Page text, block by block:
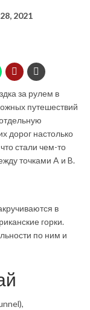
2021
за рулем в
путешествий
дорог настолько
стали чем-то
точками A и B.
в
горки.
по ним и